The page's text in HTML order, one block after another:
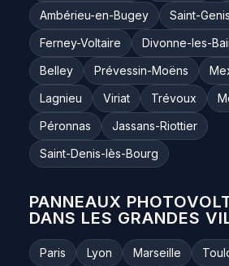
Ambérieu-en-Bugey
Saint-
Ferney-Voltaire
Divonne-les-
Belley
Prévessin-Moëns
Lagnieu
Viriat Trévoux
Péronnas
Jassans-Riottier
Saint-Denis-lès-Bourg
PANNEAUX
DANS LES GRANDES
Paris Lyon Marseille